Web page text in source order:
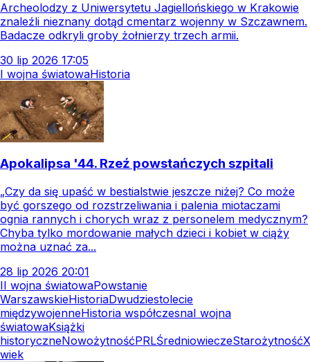
Archeolodzy z Uniwersytetu Jagiellońskiego w Krakowie
znaleźli nieznany dotąd cmentarz wojenny w Szczawnem.
Badacze odkryli groby żołnierzy trzech armii.
30 lip 2026 17:05
I wojna światowaHistoria
Apokalipsa '44. Rzeź powstańczych szpitali
„Czy da się upaść w bestialstwie jeszcze niżej? Co może
być gorszego od rozstrzeliwania i palenia miotaczami
ognia rannych i chorych wraz z personelem medycznym?
Chyba tylko mordowanie małych dzieci i kobiet w ciąży
można uznać za...
28 lip 2026 20:01
II wojna światowaPowstanie
WarszawskieHistoriaDwudziestolecie
międzywojenneHistoria współczesnaI wojna
światowaKsiążki
historyczneNowożytnośćPRLŚredniowieczeStarożytność
wiek